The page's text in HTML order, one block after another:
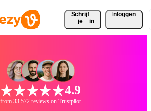
Schrijf
je
in
Inloggen
4.9
from 33.572 reviews on Trustpilot